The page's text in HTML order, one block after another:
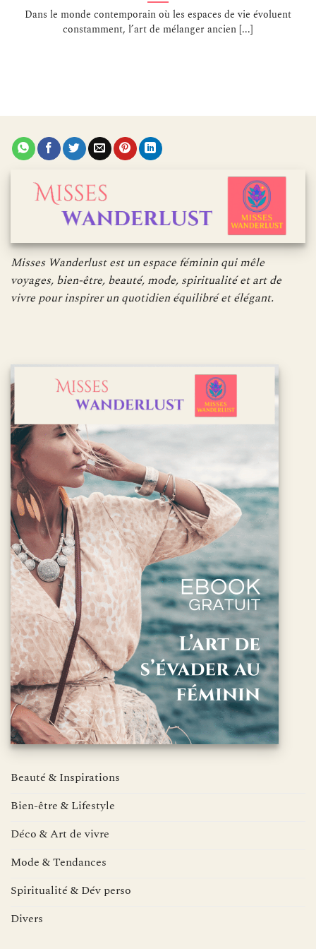
Dans le monde contemporain où les espaces de vie évoluent
constamment, l’art de mélanger ancien [...]
Misses Wanderlust est un espace féminin qui mêle
voyages, bien-être, beauté, mode, spiritualité et art de
vivre pour inspirer un quotidien équilibré et élégant.
Beauté & Inspirations
Bien-être & Lifestyle
Déco & Art de vivre
Mode & Tendances
Spiritualité & Dév perso
Divers